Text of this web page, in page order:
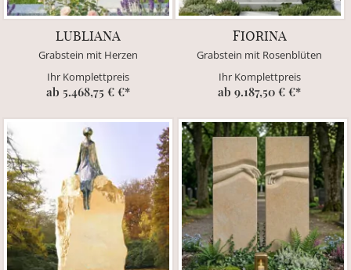
LUBLIANA
Grabstein mit Herzen
Ihr Komplettpreis
ab 5.468,75 € €*
FIORINA
Grabstein mit Rosenblüten
Ihr Komplettpreis
ab 9.187,50 € €*